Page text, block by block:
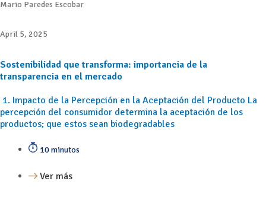
Mario Paredes Escobar
April 5, 2025
Sostenibilidad que transforma: importancia de la
transparencia en el mercado
1. Impacto de la Percepción en la Aceptación del Producto La
percepción del consumidor determina la aceptación de los
productos; que estos sean biodegradables
10 minutos
Ver más